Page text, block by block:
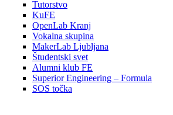
Tutorstvo
KuFE
OpenLab Kranj
Vokalna skupina
MakerLab Ljubljana
Študentski svet
Alumni klub FE
Superior Engineering – Formula
SOS točka